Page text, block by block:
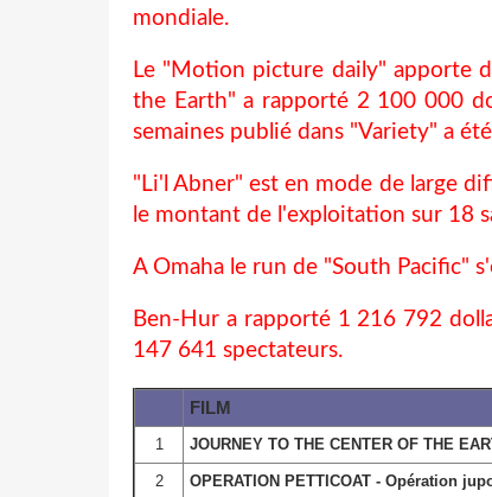
mondiale.
Le "Motion picture daily" apporte
the Earth" a rapporté 2 100 000
semaines publié dans "Variety" a
"Li'l Abner" est en mode de large
le montant de l'exploitation sur 18
A Omaha le run de "South Pacific"
Ben-Hur a rapporté 1 216 792
147 641 spectateurs.
FILM
1 JOURNEY TO THE CENTER OF THE
2 OPERATION PETTICOAT - Opération